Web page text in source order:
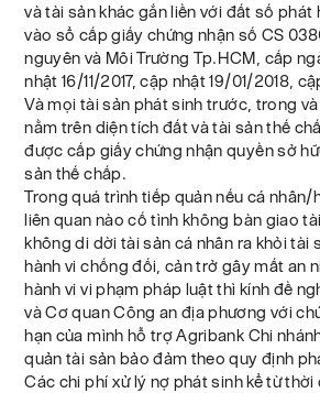
và tài sản khác gắn liền với đất số phát
vào sổ cấp giấy chứng nhận số CS
nguyên và Môi Trường Tp.HCM, cấp
nhật 16/11/2017, cập nhật 19/01/2018,
Và mọi tài sản phát sinh trước, trong
nằm trên diện tích đất và tài sản thế
được cấp giấy chứng nhận quyền sở
sản thế chấp.
Trong quá trình tiếp quản nếu cá
liên quan nào cố tình không bàn giao
không di dời tài sản cá nhân ra khỏi tài
hành vi chống đối, cản trở gây mất an
hành vi vi phạm pháp luật thì kính đề
và Cơ quan Công an địa phương với
hạn của mình hỗ trợ Agribank Chi
quản tài sản bảo đảm theo quy định
Các chi phí xử lý nợ phát sinh kể từ